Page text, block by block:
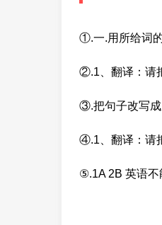
①.一.用所给词
②.1、翻译：请
③.把句子改写成
④.1、翻译：请
⑤.1A 2B 英语不